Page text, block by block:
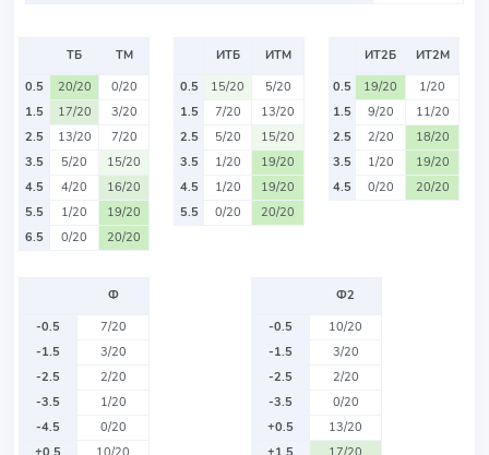
ТБ
ТМ
0.5
20/20
0/20
1.5
17/20
3/20
2.5
13/20
7/20
3.5
5/20
15/20
4.5
4/20
16/20
5.5
1/20
19/20
6.5
0/20 20/20
ИТБ
ИТМ
0.5
15/20
5/20
1.5
7/20
13/20
2.5
5/20
15/20
3.5
1/20
19/20
4.5
1/20
19/20
5.5
0/20 20/20
ИТ2Б
ИТ2М
0.5
19/20
1/20
1.5
9/20
11/20
2.5
2/20
18/20
3.5
1/20
19/20
4.5
0/20 20/20
Ф
-0.5
7/20
-1.5
3/20
-2.5
2/20
-3.5
1/20
-4.5
0/20
Ф2
-0.5
10/20
-1.5
3/20
-2.5
2/20
-3.5
0/20
+0.5
13/20